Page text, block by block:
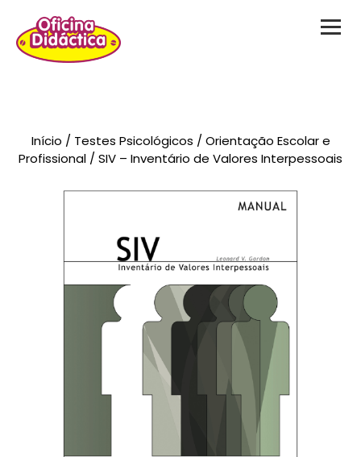
Brinquedos
Testes Psicológicos
Livraria
Formação
Catálogos
Início / Testes Psicológicos /Orientação Escolar e
Profissional / SIV – Inventário de Valores Interpessoais